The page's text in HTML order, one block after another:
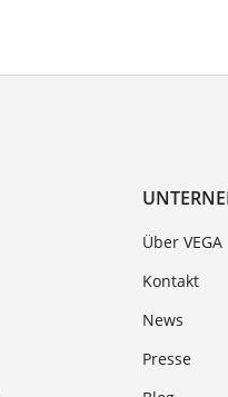
Über VEGA
Kontakt
News
Presse